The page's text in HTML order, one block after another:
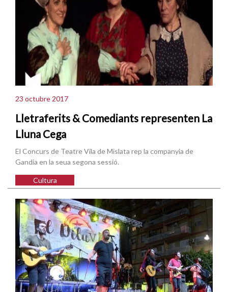
23 octubre 2017
Lletraferits & Comediants representen La
Lluna Cega
El Concurs de Teatre Vila de Mislata rep la companyia de
Gandia en la seua segona sessió.
Cultura